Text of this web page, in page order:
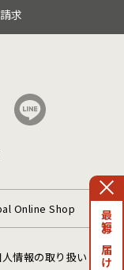
最短お届け日
求
Online Shop
情報の取り扱い